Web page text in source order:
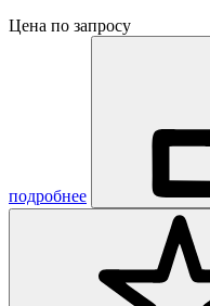
Цена по запросу
подробнее